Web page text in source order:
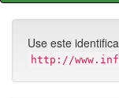
Use este
http://